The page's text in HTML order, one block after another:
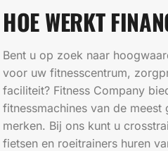
HOE WERKT
Bent u op zoek naar
voor uw fitnesscentrum,
faciliteit? Fitness Company
fitnessmachines van de meest
merken. Bij ons kunt u
fietsen en roeitrainers huren